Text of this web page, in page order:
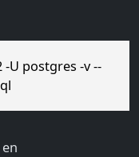
U postgres -v --